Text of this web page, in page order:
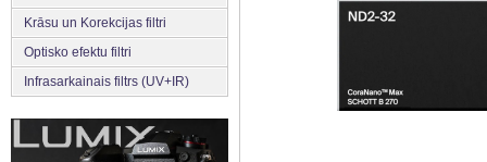
Krāsu un Korekcijas filtri
Optisko efektu filtri
Infrasarkainais filtrs (UV+IR)